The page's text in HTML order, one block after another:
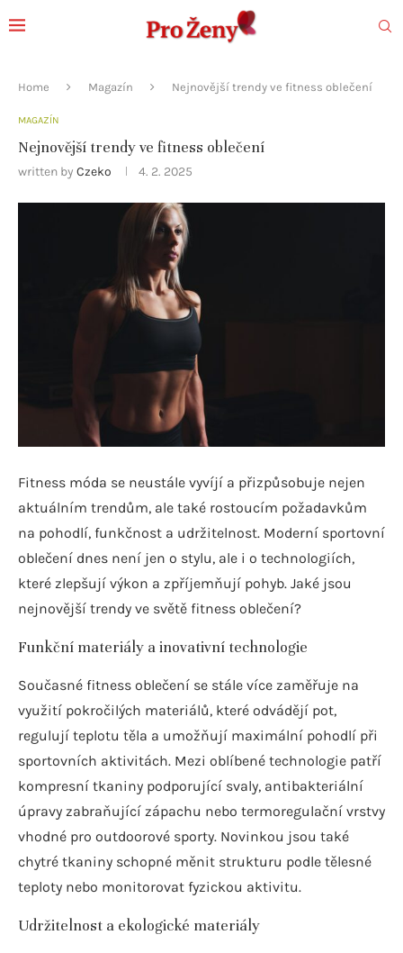
Home Magazín Nejnovější trendy ve fitness oblečení
MAGAZÍN
Nejnovější trendy ve fitness oblečení
written by Czeko 4. 2. 2025
Fitness móda se neustále vyvíjí a přizpůsobuje nejen
aktuálním trendům, ale také rostoucím požadavkům
na pohodlí, funkčnost a udržitelnost. Moderní sportovní
oblečení dnes není jen o stylu, ale i o technologiích,
které zlepšují výkon a zpříjemňují pohyb. Jaké jsou
nejnovější trendy ve světě fitness oblečení?
Funkční materiály a inovativní technologie
Současné fitness oblečení se stále více zaměřuje na
využití pokročilých materiálů, které odvádějí pot,
regulují teplotu těla a umožňují maximální pohodlí při
sportovních aktivitách. Mezi oblíbené technologie patří
kompresní tkaniny podporující svaly, antibakteriální
úpravy zabraňující zápachu nebo termoregulační vrstvy
vhodné pro outdoorové sporty. Novinkou jsou také
chytré tkaniny schopné měnit strukturu podle tělesné
teploty nebo monitorovat fyzickou aktivitu.
Udržitelnost a ekologické materiály